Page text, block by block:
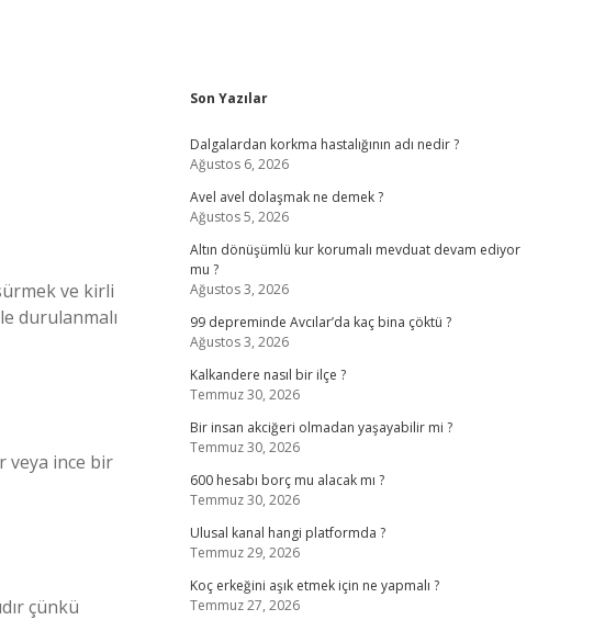
ve kirli
durulanmalı
veya ince bir
çünkü
Sidebar
Son Yazılar
Dalgalardan korkma hastalığının adı nedir ?
Ağustos 6, 2026
Avel avel dolaşmak ne demek ?
Ağustos 5, 2026
Altın dönüşümlü kur korumalı mevduat devam ediyor
mu ?
Ağustos 3, 2026
99 depreminde Avcılar’da kaç bina çöktü ?
Ağustos 3, 2026
Kalkandere nasıl bir ilçe ?
Temmuz 30, 2026
Bir insan akciğeri olmadan yaşayabilir mi ?
Temmuz 30, 2026
600 hesabı borç mu alacak mı ?
Temmuz 30, 2026
Ulusal kanal hangi platformda ?
Temmuz 29, 2026
Koç erkeğini aşık etmek için ne yapmalı ?
Temmuz 27, 2026